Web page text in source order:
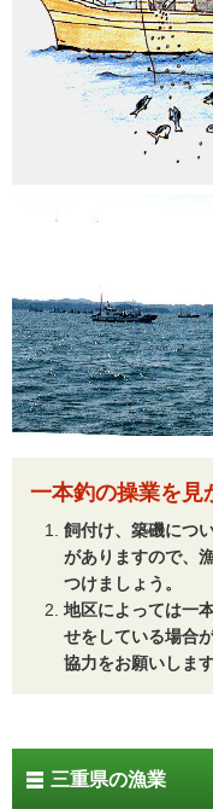
一本釣の操業を見
飼付け、築磯につ
がありますので、
つけましょう。
地区によっては一
せをしている場合
協力をお願いします
三重県の漁業